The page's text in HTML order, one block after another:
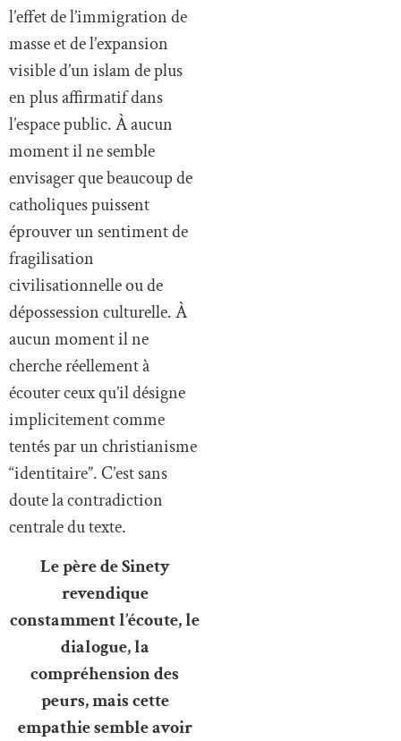
l’effet de l’immigration de
masse et de l’expansion
visible d’un islam de plus
en plus affirmatif dans
l’espace public. À aucun
moment il ne semble
envisager que beaucoup de
catholiques puissent
éprouver un sentiment de
fragilisation
civilisationnelle ou de
dépossession culturelle. À
aucun moment il ne
cherche réellement à
écouter ceux qu’il désigne
implicitement comme
tentés par un christianisme
“identitaire”. C’est sans
doute la contradiction
centrale du texte.
Le père de Sinety
revendique
constamment l’écoute, le
dialogue, la
compréhension des
peurs, mais cette
empathie semble avoir